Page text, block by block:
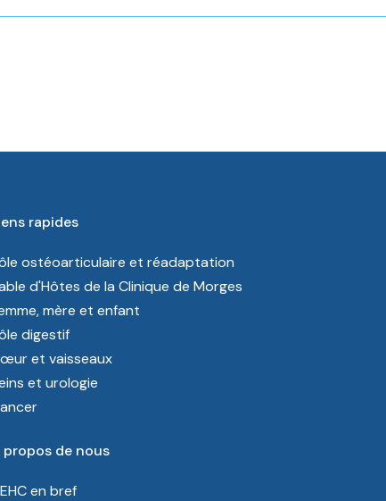
rapides
ostéoarticulaire et réadaptation
d'Hôtes de la Clinique de Morges
mère et enfant
digestif
et vaisseaux
et urologie
propos de nous
en bref